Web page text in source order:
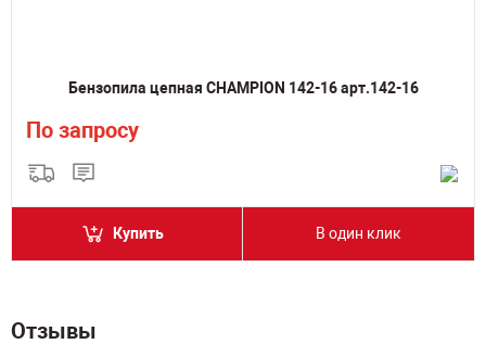
Бензопила цепная CHAMPION 142-16 арт.142-16
По запросу
Купить В один клик
Отзывы